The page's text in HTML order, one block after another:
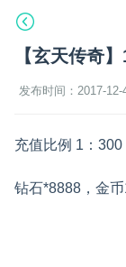
【玄天传奇
发布时间：2017-12-
充值比例 1：300
钻石*8888，金